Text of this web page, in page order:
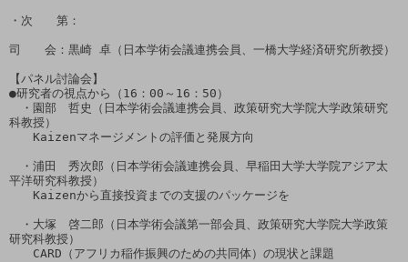
・次　　第：
司　　会：黒崎 卓（日本学術会議連携会員、一橋大学経済研究所教授）
【パネル討論会】
●研究者の視点から（16：00～16：50）
・園部　哲史（日本学術会議連携会員、政策研究大学院大学政策研究
科教授）
Kaizenマネージメントの評価と発展方向
・浦田　秀次郎（日本学術会議連携会員、早稲田大学大学院アジア太
平洋研究科教授）
Kaizenから直接投資までの支援のパッケージを
・大塚　啓二郎（日本学術会議第一部会員、政策研究大学院大学政策
研究科教授）
CARD（アフリカ稲作振興のための共同体）の現状と課題